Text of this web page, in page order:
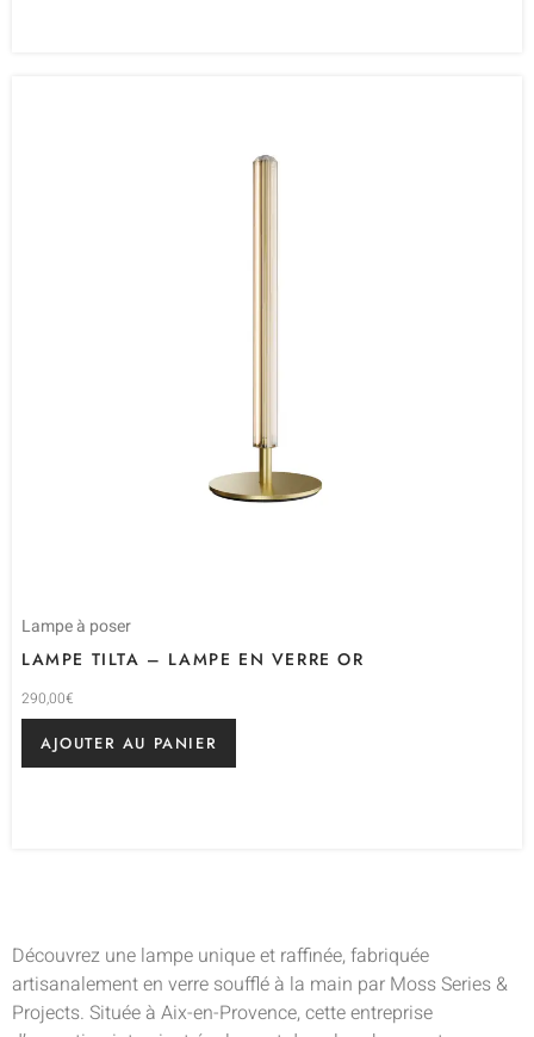
Lampe à poser
LAMPE TILTA – LAMPE EN VERRE OR
290,00€
AJOUTER AU PANIER
Découvrez une lampe unique et raffinée, fabriquée
artisanalement en verre soufflé à la main par Moss Series &
Projects. Située à Aix-en-Provence, cette entreprise